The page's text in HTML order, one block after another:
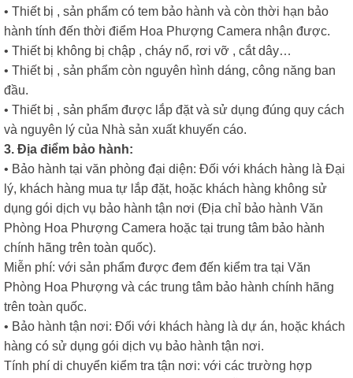
• Thiết bị , sản phẩm có tem bảo hành và còn thời hạn bảo
hành tính đến thời điểm Hoa Phượng Camera nhận được.
• Thiết bị không bị chập , cháy nổ, rơi vỡ , cắt dây…
• Thiết bị , sản phẩm còn nguyên hình dáng, công năng ban
đầu.
• Thiết bị , sản phẩm được lắp đặt và sử dụng đúng quy cách
và nguyên lý của Nhà sản xuất khuyến cáo.
3. Địa điểm bảo hành:
• Bảo hành tại văn phòng đại diện: Đối với khách hàng là Đại
lý, khách hàng mua tự lắp đặt, hoặc khách hàng không sử
dụng gói dịch vụ bảo hành tận nơi (Địa chỉ bảo hành Văn
Phòng Hoa Phượng Camera hoặc tại trung tâm bảo hành
chính hãng trên toàn quốc).
Miễn phí: với sản phẩm được đem đến kiểm tra tại Văn
Phòng Hoa Phượng và các trung tâm bảo hành chính hãng
trên toàn quốc.
• Bảo hành tận nơi: Đối với khách hàng là dự án, hoặc khách
hàng có sử dụng gói dịch vụ bảo hành tận nơi.
Tính phí di chuyển kiểm tra tận nơi: với các trường hợp